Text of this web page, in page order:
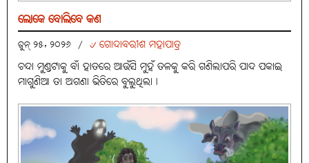
ଲୋକେ ବୋଲିବେ କଣ
ଜୁନ୍ ୨୫, ୨୦୨୬ / ୰ ଗୋଦାବରୀଶ ମହାପାତ୍ର
ଚନ୍ଦା ମୁଣ୍ଡଟାକୁ ବାଁ ହାତରେ ଆଉଁସି ମୁହଁ ତଳକୁ କରି ଗଣିଲାପରି ପାଦ ପକାଇ
ମାଗୁଣିଆ ତା ଅଗଣା ଭିତିରେ ବୁଲୁଥିଲା।